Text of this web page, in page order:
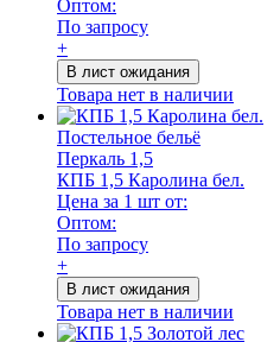
Оптом:
По запросу
+
В лист ожидания
Товара нет в наличии
Постельное бельё
Перкаль 1,5
КПБ 1,5 Каролина бел.
Цена за 1 шт от:
Оптом:
По запросу
+
В лист ожидания
Товара нет в наличии